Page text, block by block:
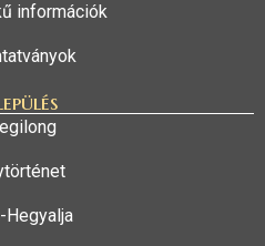
információk
Hegyalja